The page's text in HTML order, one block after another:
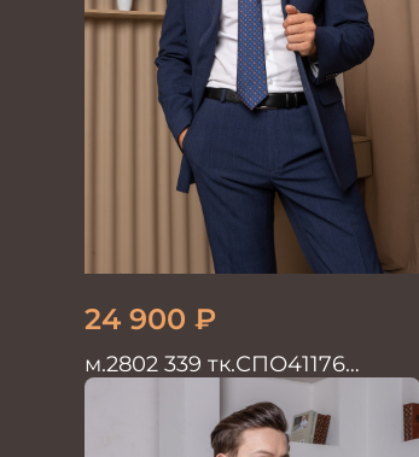
24 900 ₽
м.2802 339 тк.СПО41176
Костюм мужской